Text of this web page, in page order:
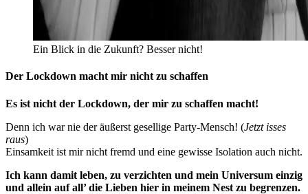
Ein Blick in die Zukunft? Besser nicht!
Der Lockdown macht mir nicht zu schaffen
Es ist nicht der Lockdown, der mir zu schaffen macht!
Denn ich war nie der äußerst gesellige Party-Mensch! (Jetzt isses
raus)
Einsamkeit ist mir nicht fremd und eine gewisse Isolation auch nicht.
Ich kann damit leben, zu verzichten und mein Universum einzig
und allein auf all’ die Lieben hier in meinem Nest zu begrenzen.